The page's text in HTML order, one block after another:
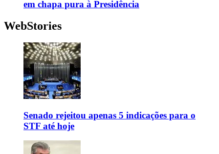
em chapa pura à Presidência
WebStories
Senado rejeitou apenas 5 indicações para o
STF até hoje